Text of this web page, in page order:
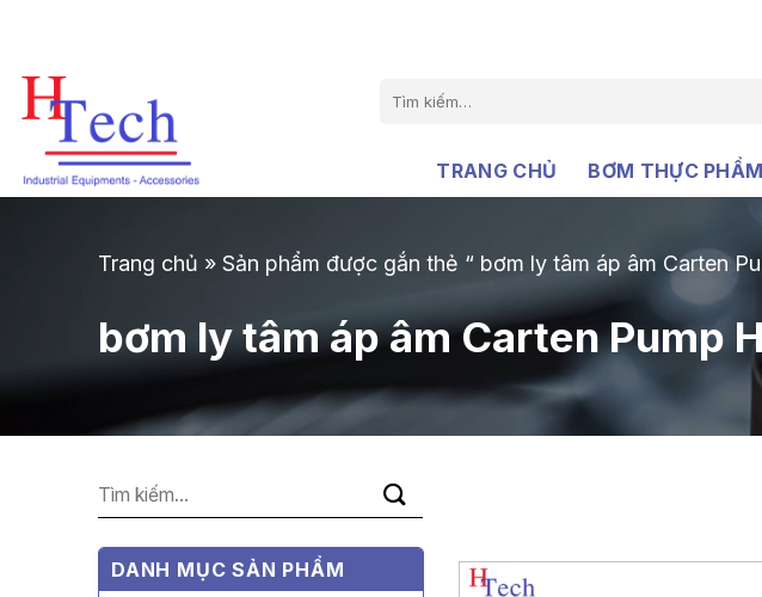
nội
dung
kiếm:
TRANG CHỦ BƠM THỰC PHẨM
Trang chủ » Sản phẩm được gắn thẻ “ bơm ly tâm áp âm Carten
bơm ly tâm áp âm Carten Pump
Tìm
DANH MỤC SẢN PHẨM